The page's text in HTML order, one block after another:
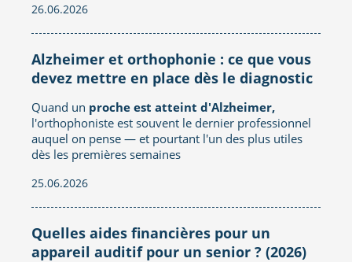
26.06.2026
Alzheimer et orthophonie : ce que vous
devez mettre en place dès le diagnostic
Quand un proche est atteint d'Alzheimer,
l'orthophoniste est souvent le dernier professionnel
auquel on pense — et pourtant l'un des plus utiles
dès les premières semaines
25.06.2026
Quelles aides financières pour un
appareil auditif pour un senior ? (2026)